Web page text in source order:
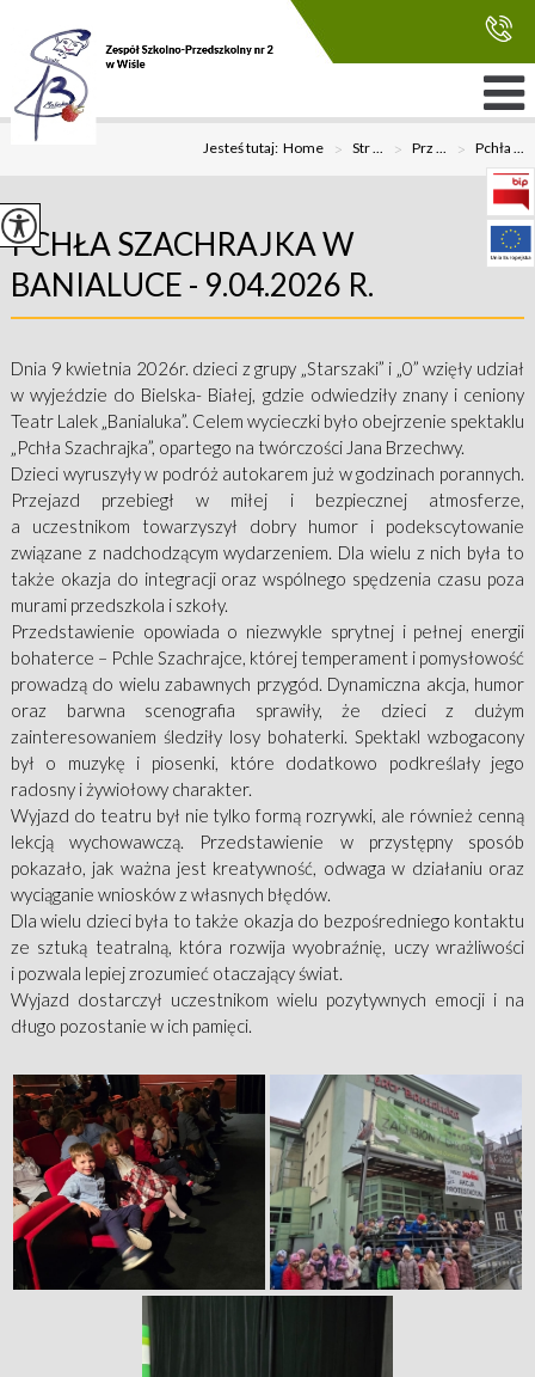
Jesteś tutaj:Home > Str ... > Prz ... > Pchła ...
PCHŁA SZACHRAJKA W
BANIALUCE - 9.04.2026 R.
Dnia 9 kwietnia 2026r. dzieci z grupy „Starszaki” i „0” wzięły udział
w wyjeździe do Bielska- Białej, gdzie odwiedziły znany i ceniony
Teatr Lalek „Banialuka”. Celem wycieczki było obejrzenie spektaklu
„Pchła Szachrajka”, opartego na twórczości Jana Brzechwy.
Dzieci wyruszyły w podróż autokarem już w godzinach porannych.
Przejazd przebiegł w miłej i bezpiecznej atmosferze,
a uczestnikom towarzyszył dobry humor i podekscytowanie
związane z nadchodzącym wydarzeniem. Dla wielu z nich była to
także okazja do integracji oraz wspólnego spędzenia czasu poza
murami przedszkola i szkoły.
Przedstawienie opowiada o niezwykle sprytnej i pełnej energii
bohaterce – Pchle Szachrajce, której temperament i pomysłowość
prowadzą do wielu zabawnych przygód. Dynamiczna akcja, humor
oraz barwna scenografia sprawiły, że dzieci z dużym
zainteresowaniem śledziły losy bohaterki. Spektakl wzbogacony
był o muzykę i piosenki, które dodatkowo podkreślały jego
radosny i żywiołowy charakter.
Wyjazd do teatru był nie tylko formą rozrywki, ale również cenną
lekcją wychowawczą. Przedstawienie w przystępny sposób
pokazało, jak ważna jest kreatywność, odwaga w działaniu oraz
wyciąganie wniosków z własnych błędów.
Dla wielu dzieci była to także okazja do bezpośredniego kontaktu
ze sztuką teatralną, która rozwija wyobraźnię, uczy wrażliwości
i pozwala lepiej zrozumieć otaczający świat.
Wyjazd dostarczył uczestnikom wielu pozytywnych emocji i na
długo pozostanie w ich pamięci.